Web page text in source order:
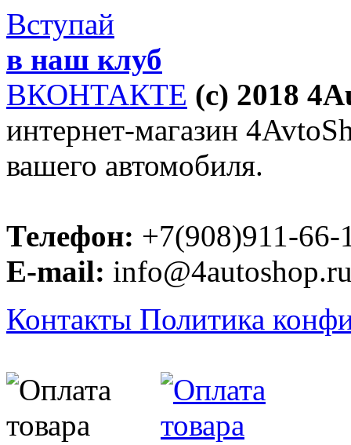
Вступай
в наш клуб
ВКОНТАКТЕ (c) 2018
интернет-магазин
вашего автомобиля.
Телефон: +7(908)911-66-
E-mail:
Контакты Политика